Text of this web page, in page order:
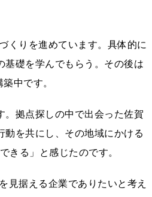
くりを進めています。具体的に
基礎を学んでもらう。その後は
中です。
。拠点探しの中で出会った佐賀
を共にし、その地域にかける
きる」と感じたのです。
⾒据える企業でありたいと考え